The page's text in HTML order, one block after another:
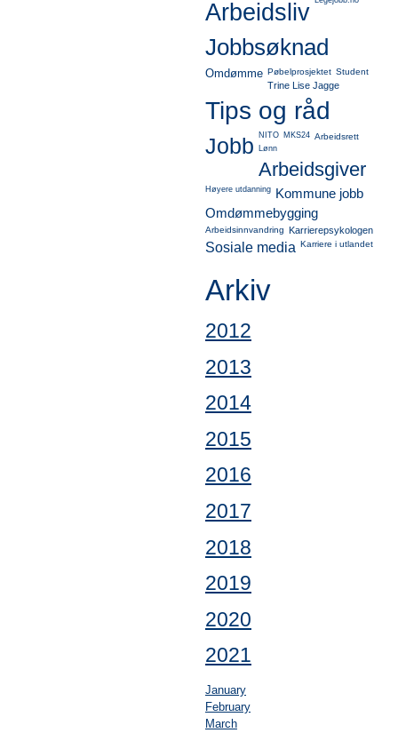
Arbeidsliv
Jobbsøknad
Omdømme Pøbelprosjektet Student
Trine Lise Jagge
Tips og råd
Jobb NITO MKS24 Arbeidsrett
Lønn
Arbeidsgiver
Høyere utdanning
Kommune jobb
Omdømmebygging
Arbeidsinnvandring Karrierepsykologen
Sosiale media Karriere i utlandet
Arkiv
2012
2013
2014
2015
2016
2017
2018
2019
2020
2021
January
February
March